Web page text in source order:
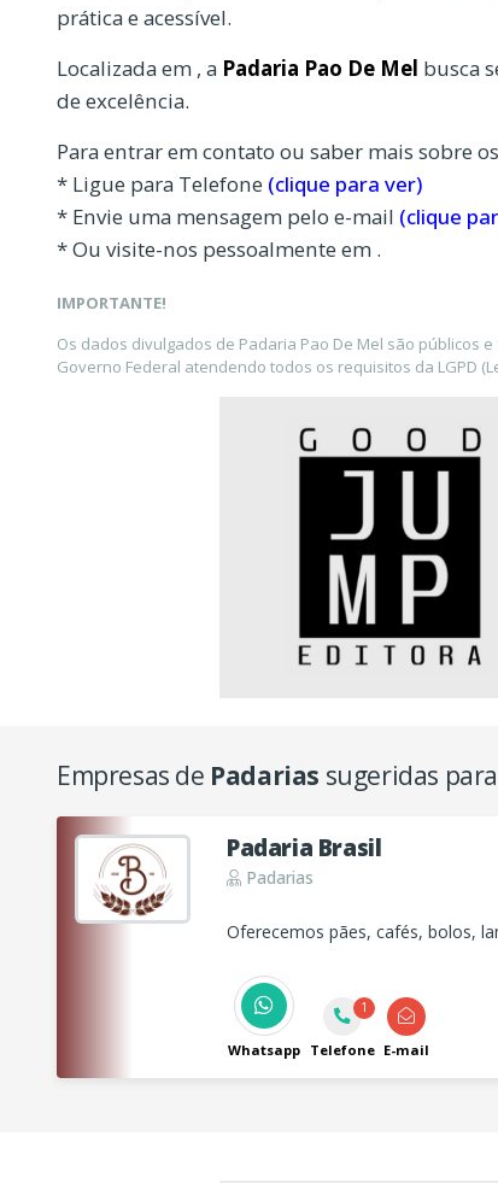
prática e acessível.
Localizada em , a Padaria Pao De Mel busca
de excelência.
Para entrar em contato ou saber mais sobre
* Ligue para Telefone (clique para ver)
* Envie uma mensagem pelo e-mail (clique
* Ou visite-nos pessoalmente em .
IMPORTANTE!
Os dados divulgados de Padaria Pao De Mel são públicos
Governo Federal atendendo todos os requisitos da LGPD
Empresas de Padarias sugeridas
Padaria Brasil
Padarias
Oferecemos pães, cafés, bolos,
Whatsapp
1
Telefone E-mail